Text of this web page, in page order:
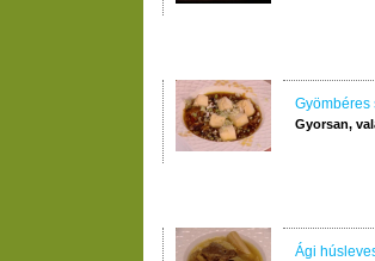
Gyömbéres
Gyorsan,
Ági